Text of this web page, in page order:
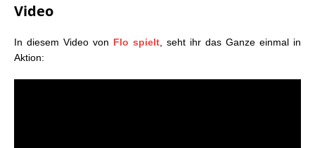
Video
In diesem Video von Flo spielt , seht ihr das Ganze einmal in
Aktion: